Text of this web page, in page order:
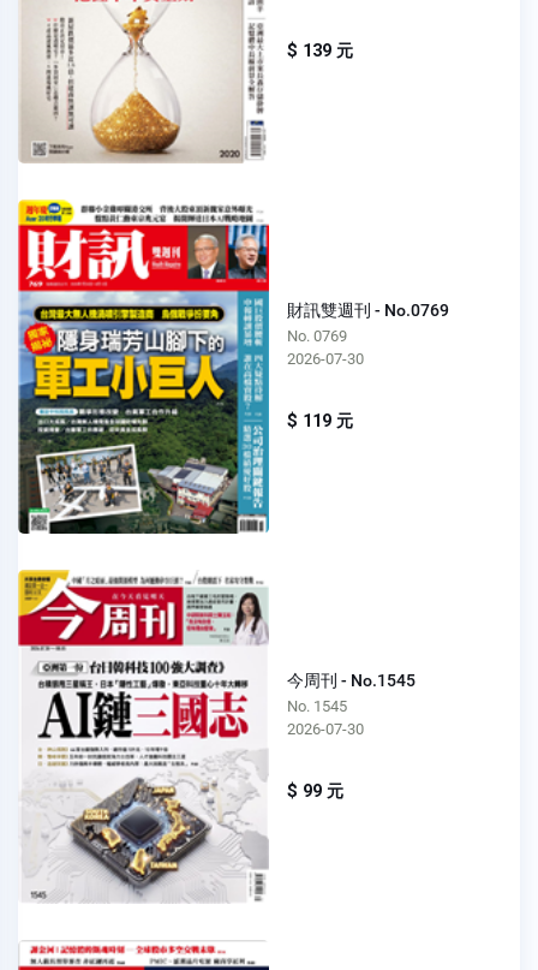
$ 139 元
財訊雙週刊 - No.0769
No. 0769
2026-07-30
$ 119 元
今周刊 - No.1545
No. 1545
2026-07-30
$ 99 元